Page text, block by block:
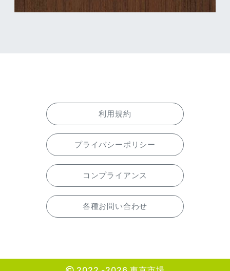
利用規約
プライバシーポリシー
コンプライアンス
各種お問い合わせ